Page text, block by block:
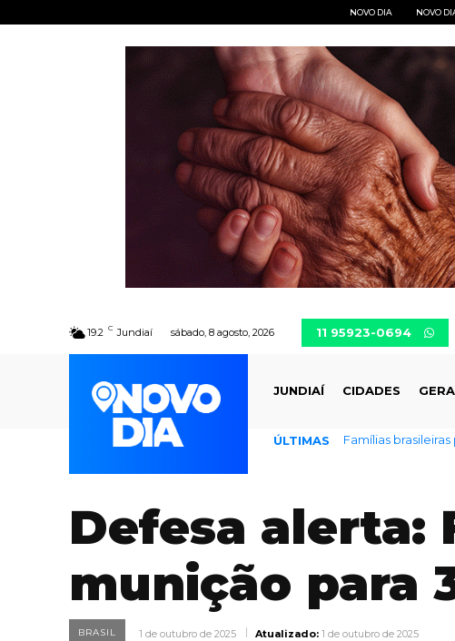
NOVO DIA NOVO
19.2 C Jundiaí sábado, 8 agosto, 2026 11 95923-0694
JUNDIAÍ CIDADES
ÚLTIMASFamílias brasileiras
Prefeitura alerta
Defesa alerta:
munição para
BRASIL 1 de outubro de 2025 Atualizado: 1 de outubro de 2025